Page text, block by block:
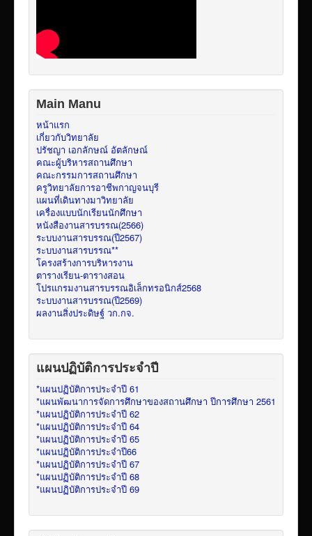
Main Manu
หน้าแรก
เกี่ยวกับวิทยาลัย
ปรัชญา เอกลักษณ์ อัตลักษณ์
คณะผู้บริหารสถานศึกษา
คณะกรรมการสถานศึกษา
ครูวิทยาลัยการอาชีพกาญจนบุรี
แผนที่เดินทางมาวิทยาลัย
เครื่องแบบนักเรียนนักศึกษา
หนังสืองานสารบรรณ(2566)
ระบบงานสารบรรณ(ปี2567)
ระบบงานสารบรรณ**
โครงสร้างการบริหารงาน
ตารางเรียน-ตารางสอน
โปรแกรมงานสารบรรณอิเล็กทรอนิกส์2568
ระบบงานสารบรรณ(ปี2569)
ผลงานสิ่งประดิษฐ์ วก.กจ.
แผนปฏิบัติการประจำปี
*แผนปฏิบัติการประจำปี 61
*แผนพัฒนาการจัดการศึกษาของสถานศึกษา ปีการศึกษา 2561
*แผนปฏิบัติการประจำปี 62
*แผนปฏิบัติการประจำปี 64
*แผนปฏิบัติการประจำปี 65
*แผนปฏิบัติการประจำปี66
*แผนปฏิบัติการประจำปี 67
*แผนปฏิบัติการประจำปี 68
*แผนปฏิบัติการประจำปี 69